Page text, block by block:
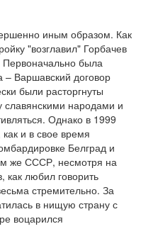
иным образом. Как
"возглавил" Горбачев
была
– Варшавский договор
были расторгнуты
славянскими народами и
Однако в 1999
и в свое время
Белград и
же СССР, несмотря на
как любил говорить
стремительно. За
в нищую страну с
воцарился